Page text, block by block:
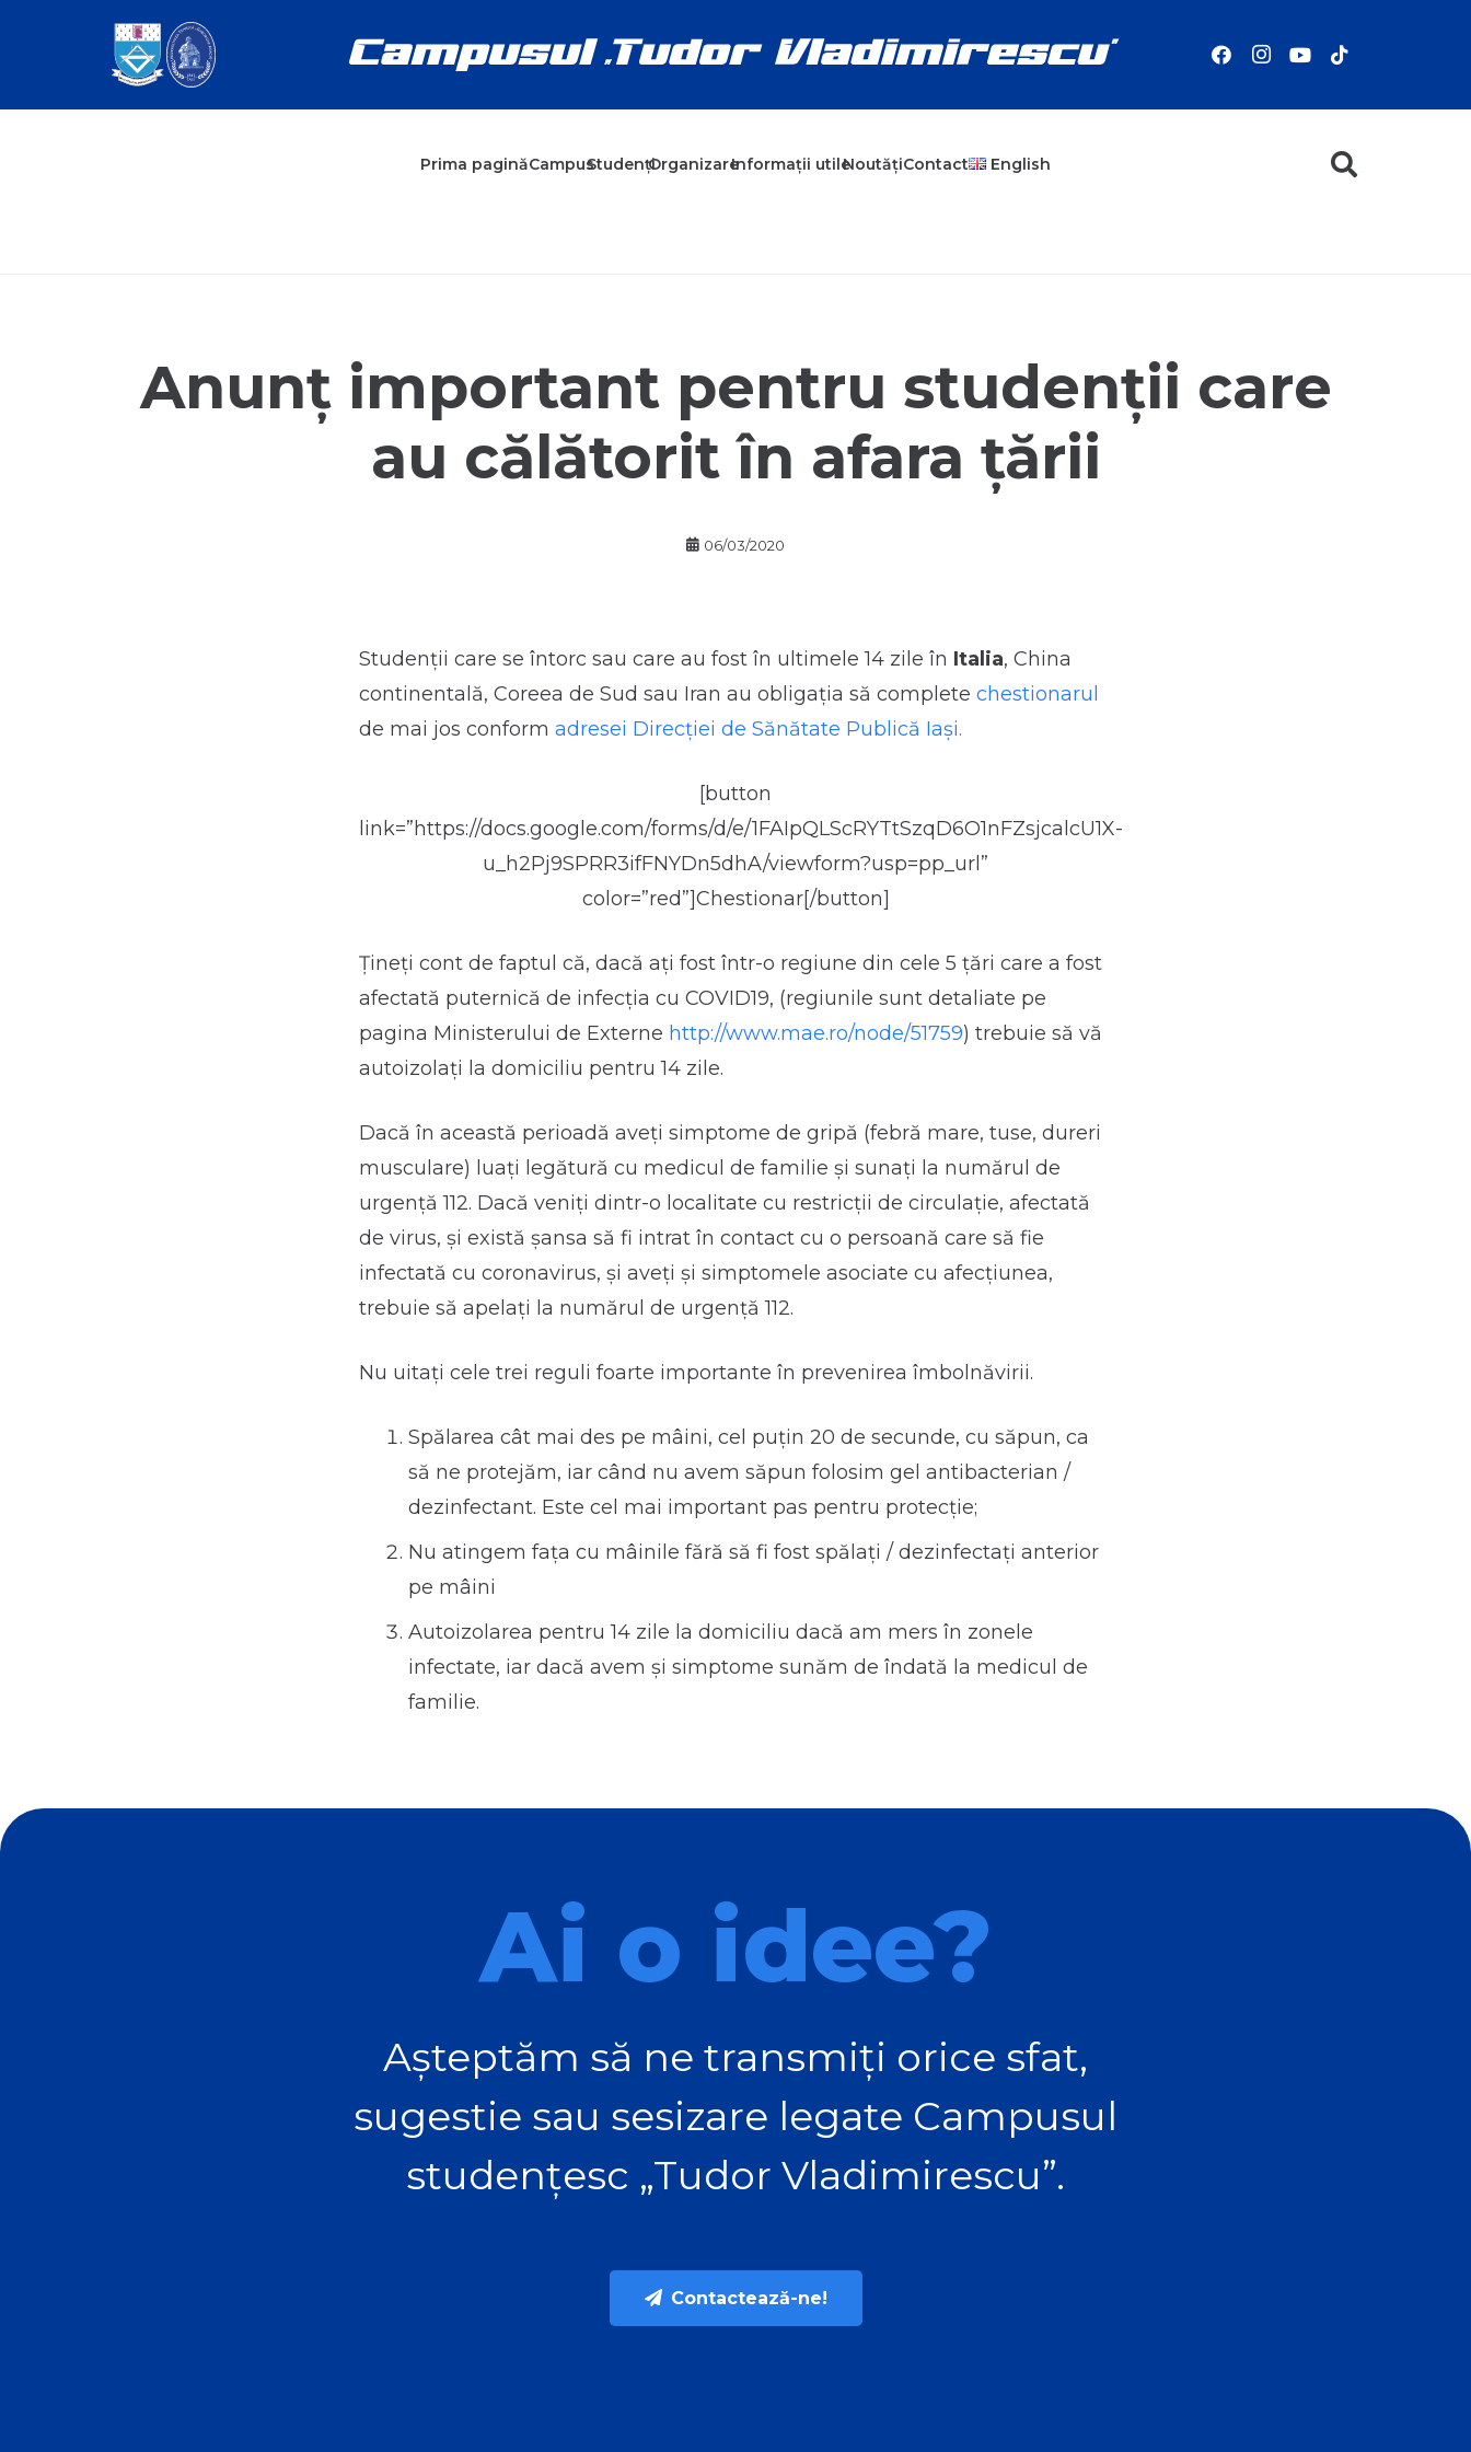
Prima paginăCampusStudențiOrganizareInformații utileNoutățiContact English
Anunț important pentru studenții care
au călătorit în afara țării
06/03/2020
Studenții care se întorc sau care au fost în ultimele 14 zile în Italia, China
continentală, Coreea de Sud sau Iran au obligația să complete chestionarul
de mai jos conform adresei Direcției de Sănătate Publică Iași.
[button
link=”https://docs.google.com/forms/d/e/1FAIpQLScRYTtSzqD6O1nFZsjcalcU1X-
u_h2Pj9SPRR3ifFNYDn5dhA/viewform?usp=pp_url”
color=”red”]Chestionar[/button]
Țineți cont de faptul că, dacă ați fost într-o regiune din cele 5 țări care a fost
afectată puternică de infecția cu COVID19, (regiunile sunt detaliate pe
pagina Ministerului de Externe http://www.mae.ro/node/51759) trebuie să vă
autoizolați la domiciliu pentru 14 zile.
Dacă în această perioadă aveți simptome de gripă (febră mare, tuse, dureri
musculare) luați legătură cu medicul de familie și sunați la numărul de
urgență 112. Dacă veniți dintr-o localitate cu restricții de circulație, afectată
de virus, și există șansa să fi intrat în contact cu o persoană care să fie
infectată cu coronavirus, și aveți și simptomele asociate cu afecțiunea,
trebuie să apelați la numărul de urgență 112.
Nu uitați cele trei reguli foarte importante în prevenirea îmbolnăvirii.
Spălarea cât mai des pe mâini, cel puțin 20 de secunde, cu săpun, ca
să ne protejăm, iar când nu avem săpun folosim gel antibacterian /
dezinfectant. Este cel mai important pas pentru protecție;
Nu atingem fața cu mâinile fără să fi fost spălați / dezinfectați anterior
pe mâini
Autoizolarea pentru 14 zile la domiciliu dacă am mers în zonele
infectate, iar dacă avem și simptome sunăm de îndată la medicul de
familie.
Ai o idee?
Așteptăm să ne transmiți orice sfat,
sugestie sau sesizare legate Campusul
studențesc „Tudor Vladimirescu”.
Contactează-ne!